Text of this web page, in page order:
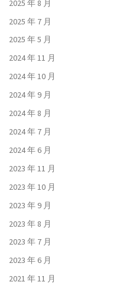
2025 年 8 月
2025 年 7 月
2025 年 5 月
2024 年 11 月
2024 年 10 月
2024 年 9 月
2024 年 8 月
2024 年 7 月
2024 年 6 月
2023 年 11 月
2023 年 10 月
2023 年 9 月
2023 年 8 月
2023 年 7 月
2023 年 6 月
2021 年 11 月